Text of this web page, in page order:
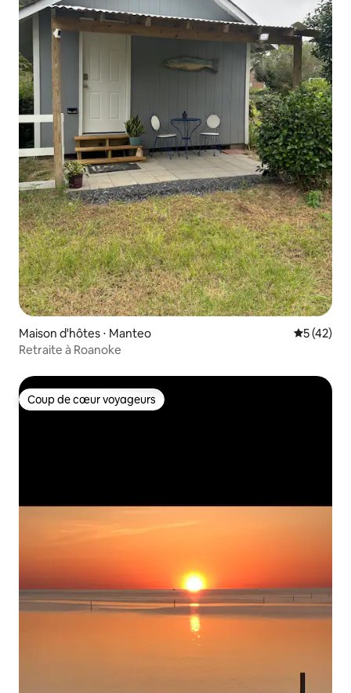
Maison d'hôtes ⋅ Manteo
5 (42)
Retraite à Roanoke
Coup de cœur voyageurs
Coup de cœur voyageurs